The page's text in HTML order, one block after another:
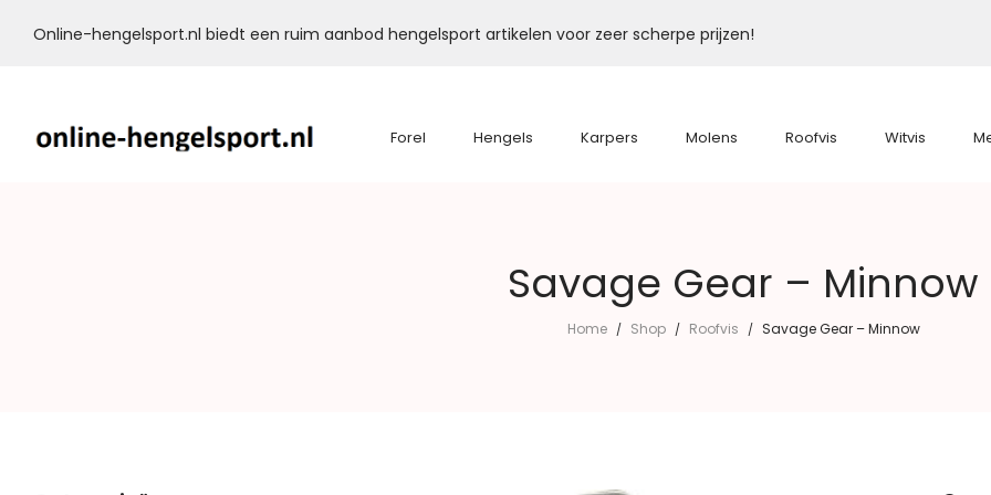
Online-hengelsport.nl biedt een ruim aanbod hengelsport artikelen voor zeer scherpe prijzen!
Forel Hengels Karpers Molens Roofvis Witvis
Savage Gear – Minnow
Home / Shop / Roofvis / Savage Gear – Minnow